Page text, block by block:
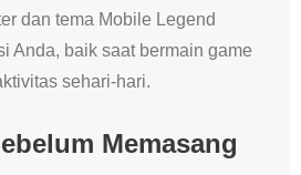
dan tema Mobile Legend
Anda, baik saat bermain game
sehari-hari.
Memasang